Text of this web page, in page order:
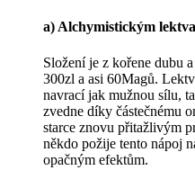
a) Alchymistickým
Složení je z kořene dubu
300zl a asi 60Magů.
navrací jak mužnou sílu,
zvedne díky částečnému
starce znovu přitažlivým
někdo požije tento nápoj
opačným efektům.